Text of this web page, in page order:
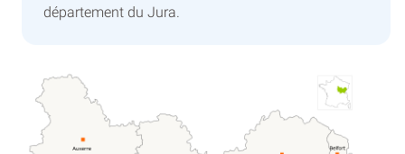
département du Jura.